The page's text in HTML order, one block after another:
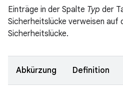
Einträge in der Spalte Typ der
Sicherheitslücke verweisen auf
Sicherheitslücke.
Abkürzung Definition